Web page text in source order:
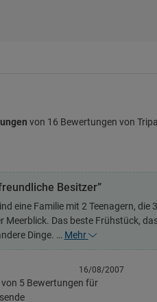
von 16 Bewertungen von
Besitzer”
eine Familie mit 2 Teenagern,
Meerblick. Das beste Frühstück,
Dinge. … Mehr
16/08/2007